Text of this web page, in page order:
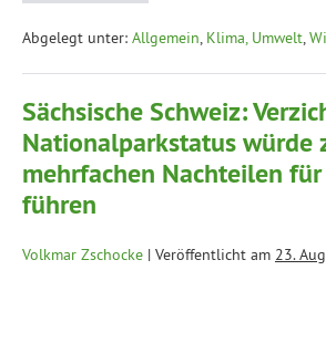
Abgelegt unter: Allgemein, Klima, Umwelt,
Sächsische Schweiz:
Nationalparkstatus würde
mehrfachen Nachteilen
führen
Volkmar Zschocke | Veröffentlicht am 23.